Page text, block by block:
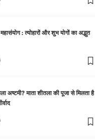
महासंयोग : त्योहारों और शुभ योगों का अद्भुत
अष्टमी? माता शीतला की पूजा से मिलता है